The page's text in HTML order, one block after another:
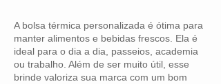
A bolsa térmica personalizada é ótima para
manter alimentos e bebidas frescos. Ela é
ideal para o dia a dia, passeios, academia
ou trabalho. Além de ser muito útil, esse
brinde valoriza sua marca com um bom